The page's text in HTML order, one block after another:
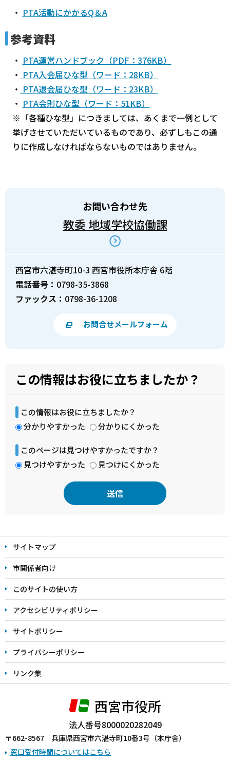
・ PTA活動にかかるQ＆A
参考資料
・ PTA運営ハンドブック（PDF：376KB）
・ PTA入会届ひな型（ワード：28KB）
・ PTA退会届ひな型（ワード：23KB）
・ PTA会則ひな型（ワード：51KB）
※「各種ひな型」につきましては、あくまで一例として
挙げさせていただいているものであり、必ずしもこの通
りに作成しなければならないものではありません。
お問い合わせ先
教委 地域学校協働課
西宮市六湛寺町10-3 西宮市役所本庁舎 6階
電話番号： 0798-35-3868
ファックス： 0798-36-1208
お問合せメールフォーム
この情報はお役に立ちましたか？
この情報はお役に立ちましたか？
分かりやすかった
分かりにくかった
このページは見つけやすかったですか？
見つけやすかった
見つけにくかった
文
こ
こ
ま
で
サイトマップ
市関係者向け
このサイトの使い方
アクセシビリティポリシー
サイトポリシー
プライバシーポリシー
リンク集
西宮市役所
法人番号8000020282049
〒662-8567 兵庫県西宮市六湛寺町10番3号（本庁舎）
窓口受付時間についてはこちら